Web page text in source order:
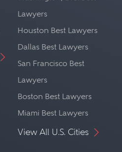
Lawyers
Houston Best Lawyers
Dallas Best Lawyers
San Francisco Best
Lawyers
Boston Best Lawyers
Miami Best Lawyers
View All U.S. Cities